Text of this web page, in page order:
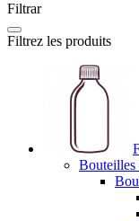
Filtrar
Filtrez les produits
Bouteilles